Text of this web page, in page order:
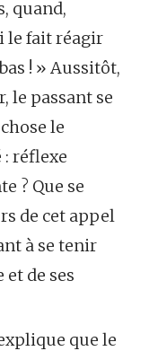
quand,
le fait réagir
! » Aussitôt,
le passant se
le
: réflexe
? Que se
de cet appel
à se tenir
de ses
que le